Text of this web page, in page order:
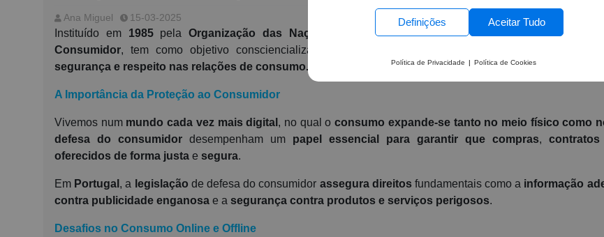
Definições Aceitar Tudo
Política de Privacidade | Política de Cookies
Ana Miguel 15-03-2025
Instituído em 1985pelaOrganização das Nações Unidas (ONU), o dia15 de março
Dia
Consumidor, tem como objetivo consciencializar os consumidores e empresas sobre a
segurança e respeito nas relações de consumo.
A Importância da Proteção ao Consumidor
Vivemos num mundo cada vez mais digital , no qual oconsumo expande-se tanto no meio físico como
defesa do consumidor desempenham um papel essencial para garantir que compras, contratos
oferecidos de forma justa e segura.
Em Portugal , a legislação de defesa do consumidor assegura direitosfundamentais como a informação
contra publicidade enganosa e a segurança contra produtos e serviços perigosos.
Desafios no Consumo Online e Offline